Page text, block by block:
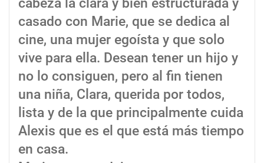
cabeza la clara y bien estructurada y
casado con Marie, que se dedica al
cine, una mujer egoísta y que solo
vive para ella. Desean tener un hijo y
no lo consiguen, pero al fin tienen
una niña, Clara, querida por todos,
lista y de la que principalmente cuida
Alexis que es el que está más tiempo
en casa.